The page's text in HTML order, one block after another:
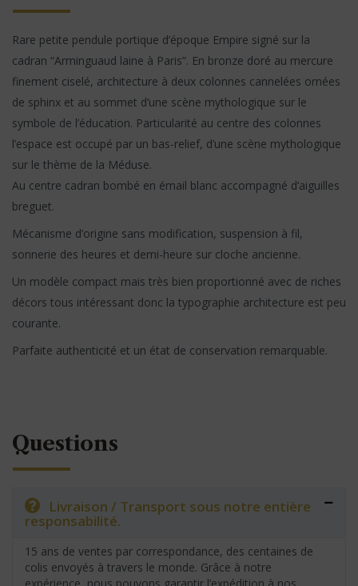
Rare petite pendule portique d’époque Empire signé sur la
cadran “Arminguaud laine à Paris”. En bronze doré au mercure
finement ciselé, architecture à deux colonnes cannelées ornées
de sphinx et au sommet d’une scène mythologique sur le
symbole de l’éducation. Particularité au centre des colonnes
l’espace est occupé par un bas-relief, d’une scène mythologique
sur le thème de la Méduse.
Au centre cadran bombé en émail blanc accompagné d’aiguilles
breguet.
Mécanisme d’origine sans modification, suspension à fil,
sonnerie des heures et demi-heure sur cloche ancienne.
Un modèle compact mais très bien proportionné avec de riches
décors tous intéressant donc la typographie architecture est peu
courante.
Parfaite authenticité et un état de conservation remarquable.
Questions
Livraison / Transport sous notre entière
responsabilité.
15 ans de ventes par correspondance, des centaines de
colis envoyés à travers le monde. Grâce à notre